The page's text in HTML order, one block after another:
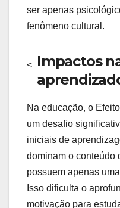
ser apenas
fenômeno cultural.
< Impactos
Na educação, o
um desafio
iniciais de
dominam o conteúdo
possuem apenas
Isso dificulta o
motivação para